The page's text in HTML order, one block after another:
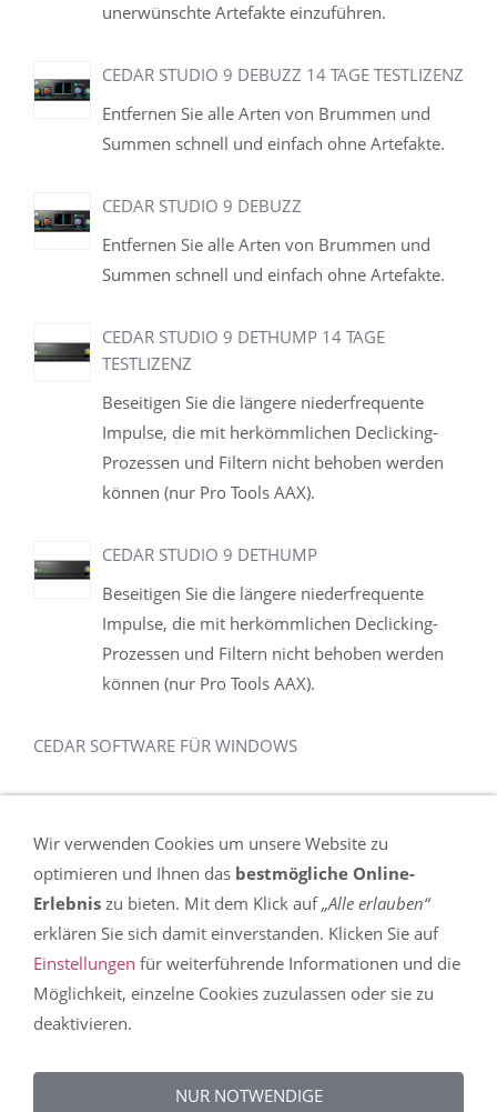
unerwünschte Artefakte einzuführen.
CEDAR STUDIO 9 DEBUZZ 14 TAGE TESTLIZENZ
Entfernen Sie alle Arten von Brummen und
Summen schnell und einfach ohne Artefakte.
CEDAR STUDIO 9 DEBUZZ
Entfernen Sie alle Arten von Brummen und
Summen schnell und einfach ohne Artefakte.
CEDAR STUDIO 9 DETHUMP 14 TAGE
TESTLIZENZ
Beseitigen Sie die längere niederfrequente
Impulse, die mit herkömmlichen Declicking-
Prozessen und Filtern nicht behoben werden
können (nur Pro Tools AAX).
CEDAR STUDIO 9 DETHUMP
Beseitigen Sie die längere niederfrequente
Impulse, die mit herkömmlichen Declicking-
Prozessen und Filtern nicht behoben werden
können (nur Pro Tools AAX).
CEDAR SOFTWARE FÜR WINDOWS
Wir verwenden Cookies um unsere Website zu
optimieren und Ihnen das bestmögliche Online-
Erlebnis zu bieten. Mit dem Klick auf„Alle erlauben“
erklären Sie sich damit einverstanden. Klicken Sie auf
Einstellungen für weiterführende Informationen und die
Möglichkeit, einzelne Cookies zuzulassen oder sie zu
deaktivieren.
NUR NOTWENDIGE